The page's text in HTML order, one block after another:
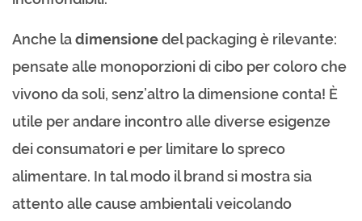
Anche ladimensionedel packaging è rilevante:
pensate alle monoporzioni di cibo per coloro che
vivono da soli, senz’altro la dimensione conta! È
utile per andare incontro alle diverse esigenze
dei consumatori e per limitare lo spreco
alimentare. In tal modo il brand si mostra sia
attento alle cause ambientali veicolando